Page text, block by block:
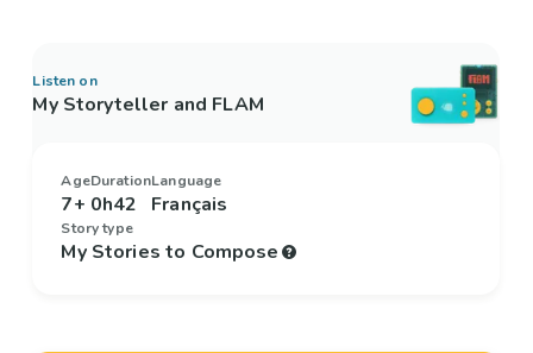
Listen on
My Storyteller and FLAM
Age
7+
Duration
0h42
Language
Français
Story type
My Stories to Compose